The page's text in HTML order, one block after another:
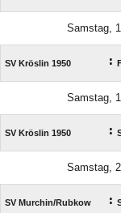
Samstag,
SV Kröslin 1950 :
Samstag,
SV Kröslin 1950 :
Samstag,
SV Murchin/​Rubkow :